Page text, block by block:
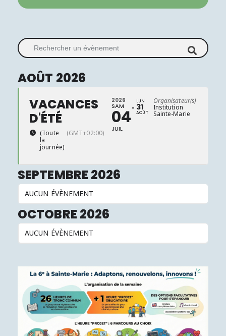
Rechercher un évènement
AOÛT 2026
VACANCES
D'ÉTÉ
(Toute
la
journée)
(GMT+02:00)
2026
SAM
04
JUIL
LUN
31
AOÛT
Organisateur(s)
Institution
Sainte-Marie
SEPTEMBRE 2026
AUCUN ÉVÈNEMENT
OCTOBRE 2026
AUCUN ÉVÈNEMENT